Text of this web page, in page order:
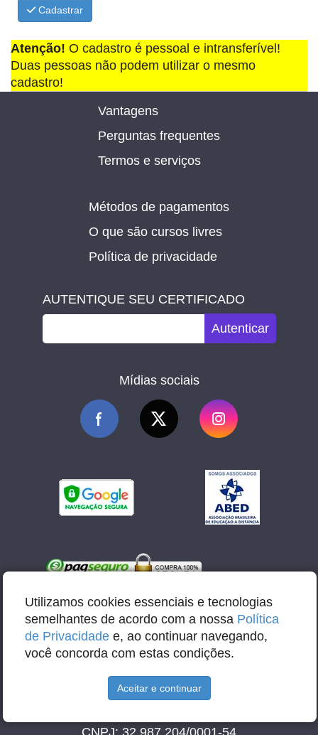
Cadastrar
Atenção! O cadastro é pessoal e intransferível!
Duas pessoas não podem utilizar o mesmo
cadastro!
Vantagens
Perguntas frequentes
Termos e serviços
Métodos de pagamentos
O que são cursos livres
Política de privacidade
AUTENTIQUE SEU CERTIFICADO
Autenticar
Mídias sociais
E-mail: contato@abbacursos.com.br
CNPJ: 32.987.204/0001-54
Utilizamos cookies essenciais e tecnologias
semelhantes de acordo com a nossa Política
de Privacidade e, ao continuar navegando,
você concorda com estas condições.
Aceitar e continuar